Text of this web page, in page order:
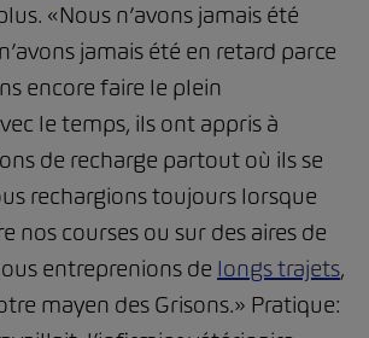
«Nous n’avons jamais été
jamais été en retard parce
encore faire le plein
le temps, ils ont appris à
de recharge partout où ils se
rechargions toujours lorsque
nos courses ou sur des aires de
entreprenions de longs trajets,
mayen des Grisons.» Pratique: